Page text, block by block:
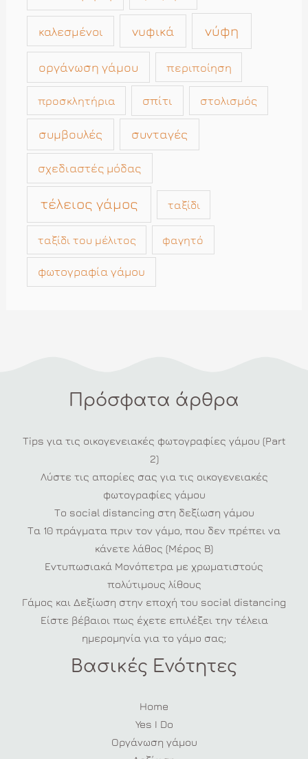
καλεσμένοι νυφικά νύφη
οργάνωση γάμου περιποίηση
προσκλητήρια σπίτι στολισμός
συμβουλές συνταγές
σχεδιαστές μόδας
τέλειος γάμος ταξίδι
ταξίδι του μέλιτος φαγητό
φωτογραφία γάμου
Πρόσφατα άρθρα
Tips για τις οικογενειακές φωτογραφίες γάμου (Part
2)
Λύστε τις απορίες σας για τις οικογενειακές
φωτογραφίες γάμου
Το social distancing στη δεξίωση γάμου
Τα 10 πράγματα πριν τον γάμο, που δεν πρέπει να
κάνετε λάθος (Μέρος Β)
Εντυπωσιακά Μονόπετρα με χρωματιστούς
πολύτιμους λίθους
Γάμος και Δεξίωση στην εποχή του social distancing
Είστε βέβαιοι πως έχετε επιλέξει την τέλεια
ημερομηνία για το γάμο σας;
Βασικές Ενότητες
Home
Yes I Do
Οργάνωση γάμου